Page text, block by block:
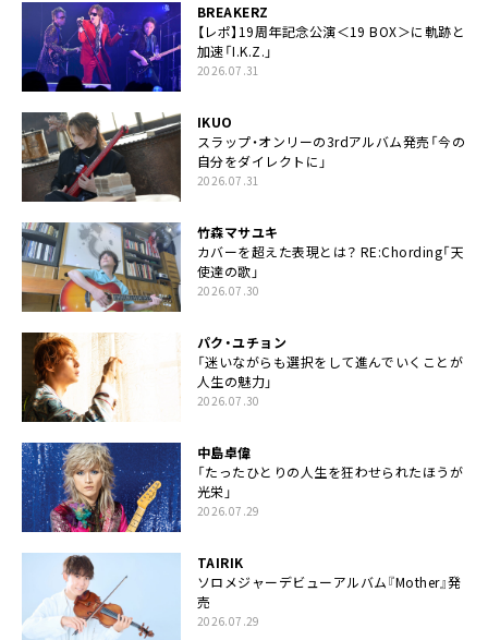
BREAKERZ
【レポ】19周年記念公演＜19 BOX＞に軌跡と
加速「I.K.Z.」
2026.07.31
IKUO
スラップ・オンリーの3rdアルバム発売「今の
自分をダイレクトに」
2026.07.31
竹森マサユキ
カバーを超えた表現とは？ RE:Chording「天
使達の歌」
2026.07.30
パク・ユチョン
「迷いながらも選択をして進んでいくことが
人生の魅力」
2026.07.30
中島卓偉
「たったひとりの人生を狂わせられたほうが
光栄」
2026.07.29
TAIRIK
ソロメジャーデビューアルバム『Mother』発
売
2026.07.29